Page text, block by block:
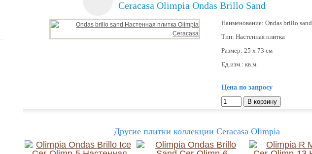
Ceracasa Olimpia Ondas Brillo Sand
Наименование: Ondas brillo sand
Тип: Настенная плитка
Размер: 25 x 73 см
Ед.изм.: кв.м.
Цена по запросу
Другие плитки коллекции Ceracasa Olimpia